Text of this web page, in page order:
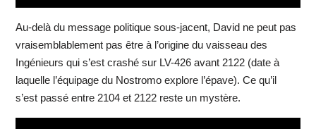
Au-delà du message politique sous-jacent, David ne peut pas
vraisemblablement pas être à l’origine du vaisseau des
Ingénieurs qui s’est crashé sur LV-426 avant 2122 (date à
laquelle l’équipage du Nostromo explore l’épave). Ce qu’il
s’est passé entre 2104 et 2122 reste un mystère.